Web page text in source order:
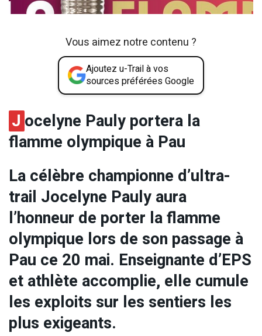
Vous aimez notre contenu ?
Ajoutez u-Trail à vos
sources préférées Google
J ocelyne Pauly portera la
flamme olympique à Pau
La célèbre championne d’ultra-
trail Jocelyne Pauly aura
l’honneur de porter la flamme
olympique lors de son passage à
Pau ce 20 mai. Enseignante d’EPS
et athlète accomplie, elle cumule
les exploits sur les sentiers les
plus exigeants.